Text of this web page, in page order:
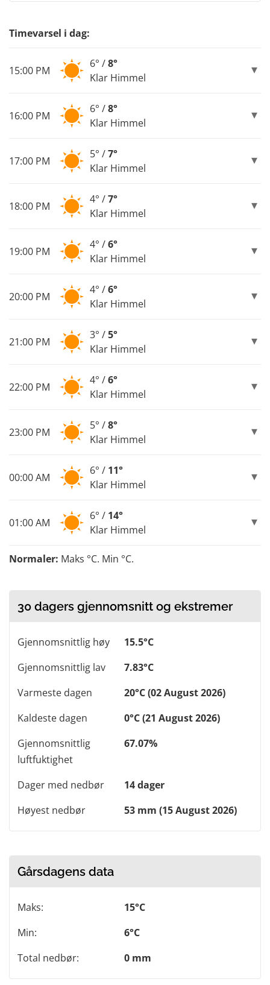
Timevarsel i dag:
15:00 PM
6° /8°
Klar Himmel
16:00 PM
6° /8°
Klar Himmel
17:00 PM
5° /7°
Klar Himmel
18:00 PM
4° /7°
Klar Himmel
19:00 PM
4° /6°
Klar Himmel
20:00 PM
4° /6°
Klar Himmel
21:00 PM
3° /5°
Klar Himmel
22:00 PM
4° /6°
Klar Himmel
23:00 PM
5° /8°
Klar Himmel
00:00 AM
6° / 11°
Klar Himmel
01:00 AM
6° / 14°
Klar Himmel
Normaler: Maks °C. Min °C.
30 dagers gjennomsnitt og ekstremer
Gjennomsnittlig høy
15.5°C
Gjennomsnittlig lav
7.83°C
Varmeste dagen
20°C (02 August 2026)
Kaldeste dagen
0°C (21 August 2026)
Gjennomsnittlig
luftfuktighet
67.07%
Dager med nedbør
14 dager
Høyest nedbør
53 mm (15 August 2026)
Gårsdagens data
Maks:
15°C
Min:
6°C
Total nedbør:
0 mm